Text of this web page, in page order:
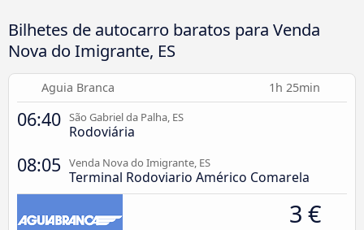
Bilhetes de autocarro baratos para Venda
Nova do Imigrante, ES
Aguia Branca 1h 25min
06:40 São Gabriel da Palha, ES
Rodoviária
08:05 Venda Nova do Imigrante, ES
Terminal Rodoviario Américo Comarela
3 €